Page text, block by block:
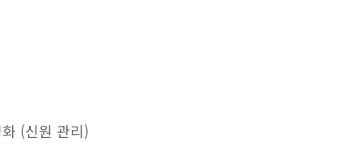
(신원 관리)